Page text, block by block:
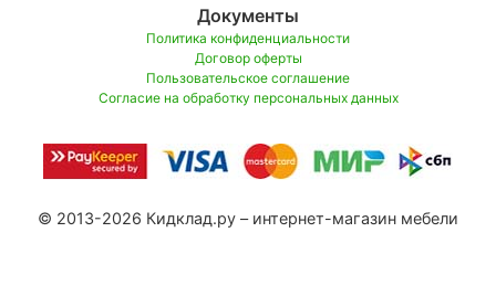
Документы
Политика конфиденциальности
Договор оферты
Пользовательское соглашение
Согласие на обработку персональных данных
© 2013-2026 Кидклад.ру – интернет-магазин мебели